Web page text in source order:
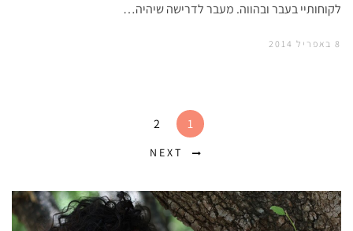
לקוחותיי בעבר ובהווה. מעבר לדרישה שיהיה…
8 באפריל 2014
1
2
NEXT